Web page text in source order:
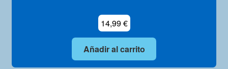
14,99€
Añadir al carrito